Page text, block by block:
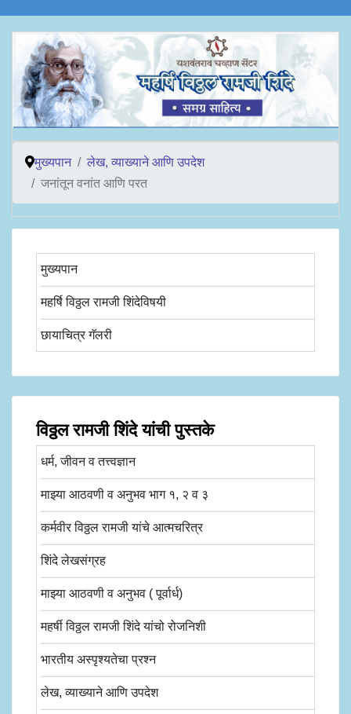
मुख्यपान
लेख, व्याख्याने आणि उपदेश
जनांतून वनांत आणि परत
मुख्यपान
महर्षि विठ्ठल रामजी शिंदेविषयी
छायाचित्र गॅलरी
विठ्ठल रामजी शिंदे यांची पुस्तके
धर्म, जीवन व तत्त्वज्ञान
माझ्या आठवणी व अनुभव भाग १, २ व ३
कर्मवीर विठ्ठल रामजी यांचे आत्मचरित्र
शिंदे लेखसंग्रह
माझ्या आठवणी व अनुभव ( पूर्वार्ध)
महर्षी विठ्ठल रामजी शिंदे यांचो रोजनिशी
भारतीय अस्पृश्यतेचा प्रश्न
लेख, व्याख्याने आणि उपदेश